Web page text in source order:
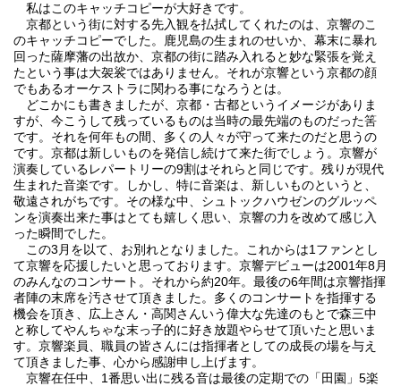
私はこのキャッチコピーが大好きです。
京都という街に対する先入観を払拭してくれたのは、京響のこ
のキャッチコピーでした。鹿児島の生まれのせいか、幕末に暴れ
回った薩摩藩の出故か、京都の街に踏み入れると妙な緊張を覚え
たという事は大袈裟ではありません。それが京響という京都の顔
でもあるオーケストラに関わる事になろうとは。
どこかにも書きましたが、京都・古都というイメージがありま
すが、今こうして残っているものは当時の最先端のものだった筈
です。それを何年もの間、多くの人々が守って来たのだと思うの
です。京都は新しいものを発信し続けて来た街でしょう。京響が
演奏しているレパートリーの9割はそれらと同じです。残りが現代
生まれた音楽です。しかし、特に音楽は、新しいものというと、
敬遠されがちです。その様な中、シュトックハウゼンのグルッペ
ンを演奏出来た事はとても嬉しく思い、京響の力を改めて感じ入
った瞬間でした。
この3月を以て、お別れとなりました。これからは1ファンとし
て京響を応援したいと思っております。京響デビューは2001年8月
のみんなのコンサート。それから約20年。最後の6年間は京響指揮
者陣の末席を汚させて頂きました。多くのコンサートを指揮する
機会を頂き、広上さん・高関さんいう偉大な先達のもとで森三中
と称してやんちゃな末っ子的に好き放題やらせて頂いたと思いま
す。京響楽員、職員の皆さんには指揮者としての成長の場を与え
て頂きました事、心から感謝申し上げます。
京響在任中、1番思い出に残る音は最後の定期での「田園」5楽